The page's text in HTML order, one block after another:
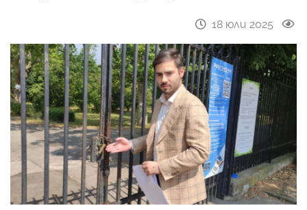
18 юли 2025